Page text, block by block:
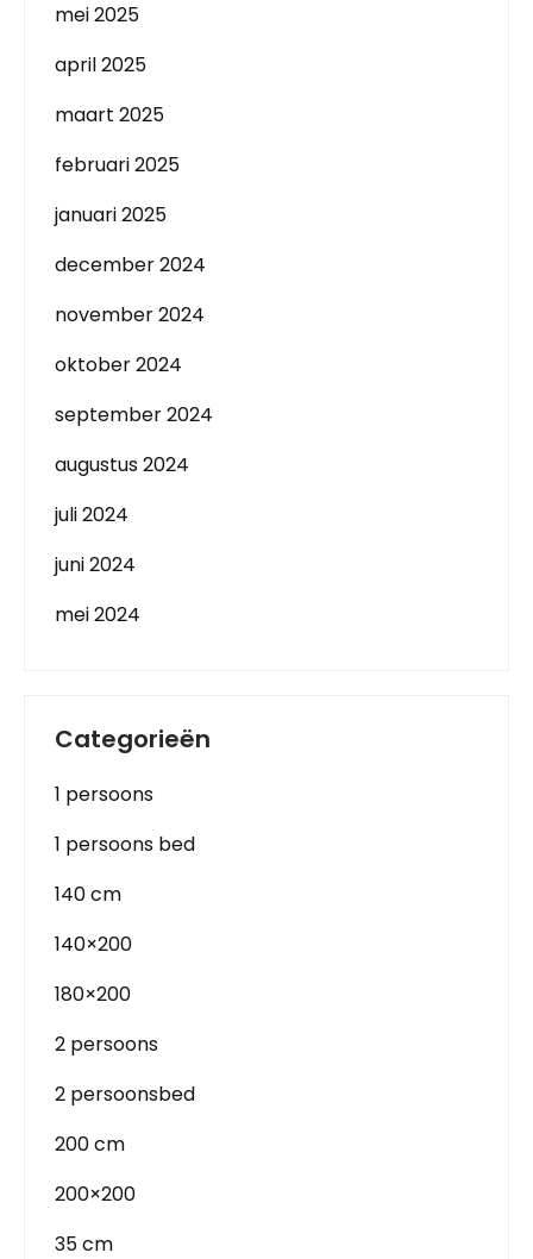
mei 2025
april 2025
maart 2025
februari 2025
januari 2025
december 2024
november 2024
oktober 2024
september 2024
augustus 2024
juli 2024
juni 2024
mei 2024
Categorieën
1 persoons
1 persoons bed
140 cm
140×200
180×200
2 persoons
2 persoonsbed
200 cm
200×200
35 cm